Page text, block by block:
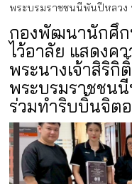
พระบรมราชชนนีพันปีหลวง
กองพัฒนานักศึก
ไว้อาลัย แสดงค
พระนางเจ้าสิริกิ
พระบรมราชชน
ร่วมทำริบบิ้นจิต